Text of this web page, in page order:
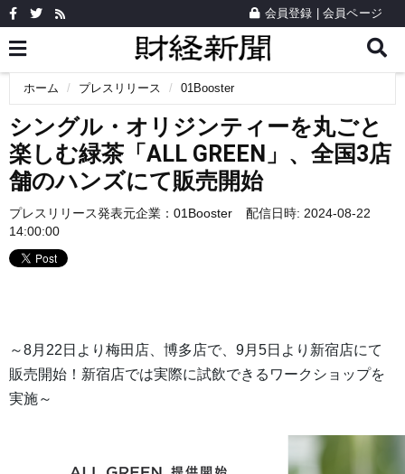
会員登録 会員ページ
ホーム プレスリリース 01Booster
シングル・オリジンティーを丸ごと
楽しむ緑茶「ALL GREEN」、全国3店
舗のハンズにて販売開始
プレスリリース発表元企業： 01Booster
配信日時: 2024-08-22
14:00:00
～8月22日より梅田店、博多店で、9月5日より新宿店にて
販売開始！新宿店では実際に試飲できるワークショップを
実施～